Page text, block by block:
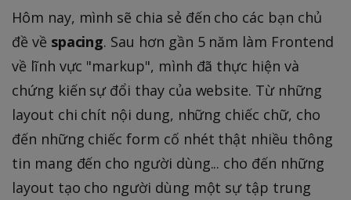
Hôm nay, mình sẽ chia sẻ đến cho các bạn chủ
đề về spacing. Sau hơn gần 5 năm làm Frontend
về lĩnh vực "markup", mình đã thực hiện và
chứng kiến sự đổi thay của website. Từ những
layout chi chít nội dung, những chiếc chữ, cho
đến những chiếc form cố nhét thật nhiều thông
tin mang đến cho người dùng... cho đến những
layout tạo cho người dùng một sự tập trung